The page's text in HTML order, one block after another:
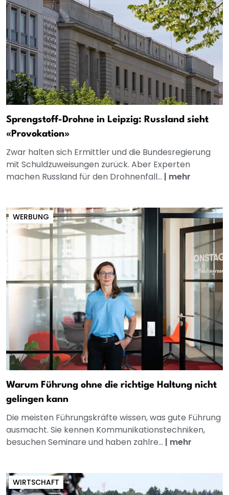
Sprengstoff-Drohne in Leipzig: Russland sieht
«Provokation»
Zwar halten sich Ermittler und die Bundesregierung
mit Schuldzuweisungen zurück. Aber Experten
machen Russland für den Drohnenfall... | mehr
WERBUNG
Warum Führung ohne die richtige Haltung nicht
gelingen kann
Die meisten Führungskräfte wissen, was gute Führung
ausmacht. Sie kennen Kommunikationstechniken,
besuchen Seminare und haben zahlre... | mehr
WIRTSCHAFT